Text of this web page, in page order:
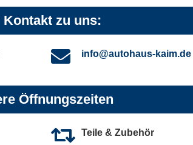
Kontakt zu uns:
info@autohaus-kaim.de
Öffnungszeiten
Teile & Zubehör